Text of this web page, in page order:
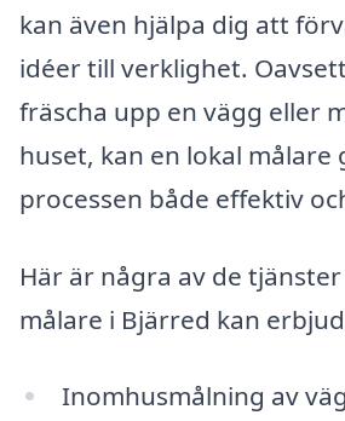
kan även hjälpa dig att
idéer till verklighet.
fräscha upp en vägg eller
huset, kan en lokal målare
processen både effektiv
Här är några av de
målare i Bjärred kan
Inomhusmålning av